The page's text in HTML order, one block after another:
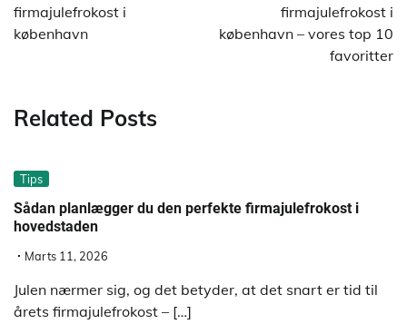
firmajulefrokost i
københavn
firmajulefrokost i
københavn – vores top 10
favoritter
Related Posts
Tips
Sådan planlægger du den perfekte firmajulefrokost i
hovedstaden
Marts 11, 2026
Julen nærmer sig, og det betyder, at det snart er tid til
årets firmajulefrokost – […]